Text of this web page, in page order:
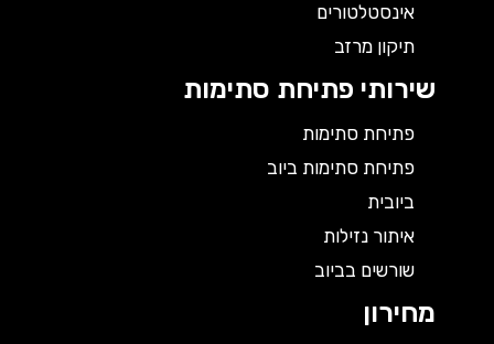
אינסטלטורים
תיקון מרזב
שירותי פתיחת סתימות
פתיחת סתימות
פתיחת סתימות ביוב
ביובית
איתור נזילות
שורשים בביוב
מחירון